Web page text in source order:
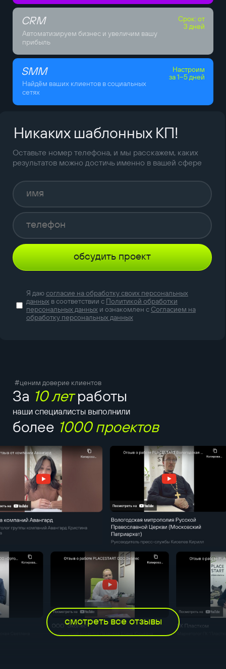
CRM
Автоматизируем бизнес и увеличим вашу
прибыль
Срок: от
3 дней
SMM
Найдём ваших клиентов в социальных
сетях
Настроим
за 1–5 дней
Никаких шаблонных КП!
Оставьте номер телефона, и мы расскажем, каких
результатов можно достичь именно в вашей сфере
обсудить проект
Я даюсогласие на обработку своих персональных
данных в соответствии с Политикой обработки
персональных данных и ознакомлен с Согласием на
обработку персональных данных
#ценим доверие клиентов
За 10 летработы
наши специалисты выполнили
более 1000 проектов
смотреть все отзывы